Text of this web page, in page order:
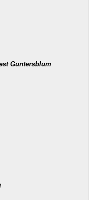
Guntersblum